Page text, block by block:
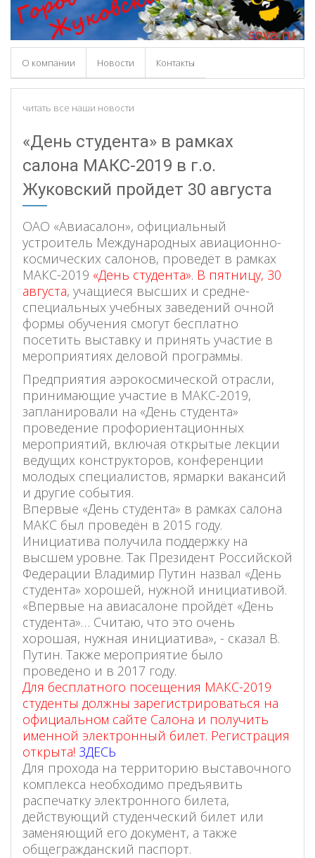
О компании Новости Контакты
читать все наши новости
«День студента» в рамках
салона МАКС-2019 в г.о.
Жуковский пройдет 30 августа
ОАО «Авиасалон», официальный
устроитель Международных авиационно-
космических салонов, проведёт в рамках
МАКС-2019 «День студента». В пятницу, 30
августа, учащиеся высших и средне-
специальных учебных заведений очной
формы обучения смогут бесплатно
посетить выставку и принять участие в
мероприятиях деловой программы.
Предприятия аэрокосмической отрасли,
принимающие участие в МАКС-2019,
запланировали на «День студента»
проведение профориентационных
мероприятий, включая открытые лекции
ведущих конструкторов, конференции
молодых специалистов, ярмарки вакансий
и другие события.
Впервые «День студента» в рамках салона
МАКС был проведён в 2015 году.
Инициатива получила поддержку на
высшем уровне. Так Президент Российской
Федерации Владимир Путин назвал «День
студента» хорошей, нужной инициативой.
«Впервые на авиасалоне пройдёт «День
студента»… Считаю, что это очень
хорошая, нужная инициатива», - сказал В.
Путин. Также мероприятие было
проведено и в 2017 году.
Для бесплатного посещения МАКС-2019
студенты должны зарегистрироваться на
официальном сайте Салона и получить
именной электронный билет. Регистрация
открыта! ЗДЕСЬ
Для прохода на территорию выставочного
комплекса необходимо предъявить
распечатку электронного билета,
действующий студенческий билет или
заменяющий его документ, а также
общегражданский паспорт.